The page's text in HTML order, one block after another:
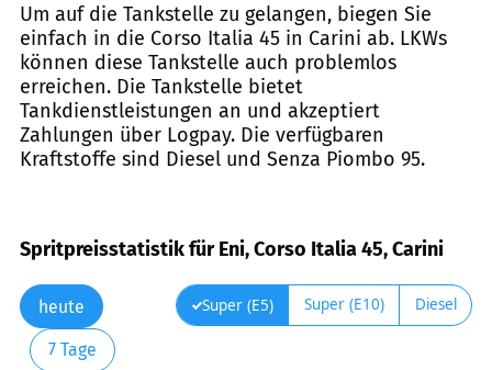
Um auf die Tankstelle zu gelangen, biegen Sie
einfach in die Corso Italia 45 in Carini ab. LKWs
können diese Tankstelle auch problemlos
erreichen. Die Tankstelle bietet
Tankdienstleistungen an und akzeptiert
Zahlungen über Logpay. Die verfügbaren
Kraftstoffe sind Diesel und Senza Piombo 95.
Spritpreisstatistik für Eni, Corso Italia 45, Carini
heute
7 Tage
Super (E5) Super (E10) Diesel